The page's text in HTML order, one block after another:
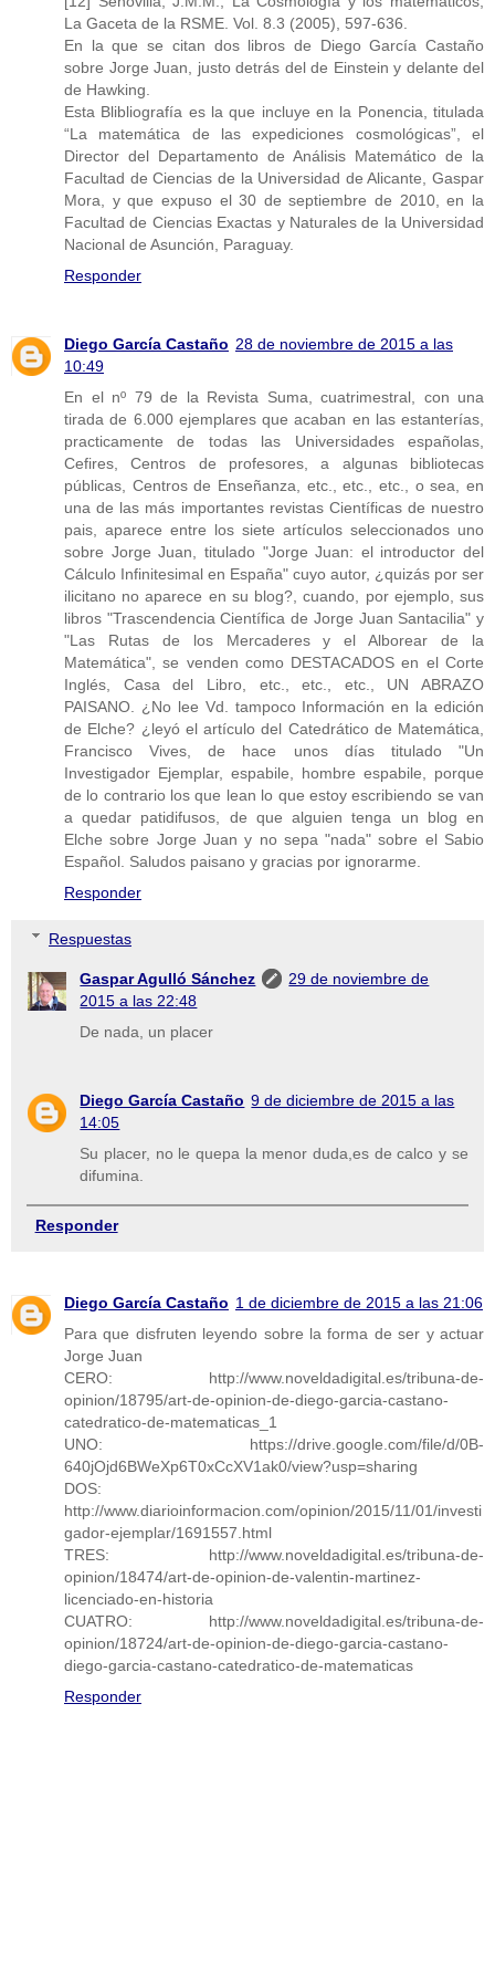
La Gaceta de la RSME. Vol. 8.3 (2005), 597-636.
En la que se citan dos libros de Diego García Castaño
sobre Jorge Juan, justo detrás del de Einstein y delante del
de Hawking.
Esta Blibliografía es la que incluye en la Ponencia, titulada
“La matemática de las expediciones cosmológicas”, el
Director del Departamento de Análisis Matemático de la
Facultad de Ciencias de la Universidad de Alicante, Gaspar
Mora, y que expuso el 30 de septiembre de 2010, en la
Facultad de Ciencias Exactas y Naturales de la Universidad
Nacional de Asunción, Paraguay.
Responder
Diego García Castaño 28 de noviembre de 2015 a las
10:49
En el nº 79 de la Revista Suma, cuatrimestral, con una
tirada de 6.000 ejemplares que acaban en las estanterías,
practicamente de todas las Universidades españolas,
Cefires, Centros de profesores, a algunas bibliotecas
públicas, Centros de Enseñanza, etc., etc., etc., o sea, en
una de las más importantes revistas Científicas de nuestro
pais, aparece entre los siete artículos seleccionados uno
sobre Jorge Juan, titulado "Jorge Juan: el introductor del
Cálculo Infinitesimal en España" cuyo autor, ¿quizás por ser
ilicitano no aparece en su blog?, cuando, por ejemplo, sus
libros "Trascendencia Científica de Jorge Juan Santacilia" y
"Las Rutas de los Mercaderes y el Alborear de la
Matemática", se venden como DESTACADOS en el Corte
Inglés, Casa del Libro, etc., etc., etc., UN ABRAZO
PAISANO. ¿No lee Vd. tampoco Información en la edición
de Elche? ¿leyó el artículo del Catedrático de Matemática,
Francisco Vives, de hace unos días titulado "Un
Investigador Ejemplar, espabile, hombre espabile, porque
de lo contrario los que lean lo que estoy escribiendo se van
a quedar patidifusos, de que alguien tenga un blog en
Elche sobre Jorge Juan y no sepa "nada" sobre el Sabio
Español. Saludos paisano y gracias por ignorarme.
Responder
Respuestas
Gaspar Agulló Sánchez
29 de noviembre de
2015 a las 22:48
De nada, un placer
Diego García Castaño 9 de diciembre de 2015 a las
14:05
Su placer, no le quepa la menor duda,es de calco y se
difumina.
Responder
Diego García Castaño 1 de diciembre de 2015 a las 21:06
Para que disfruten leyendo sobre la forma de ser y actuar
Jorge Juan
CERO: http://www.noveldadigital.es/tribuna-de-
opinion/18795/art-de-opinion-de-diego-garcia-castano-
catedratico-de-matematicas_1
UNO: https://drive.google.com/file/d/0B-
640jOjd6BWeXp6T0xCcXV1ak0/view?usp=sharing
DOS:
http://www.diarioinformacion.com/opinion/2015/11/01/investi
gador-ejemplar/1691557.html
TRES: http://www.noveldadigital.es/tribuna-de-
opinion/18474/art-de-opinion-de-valentin-martinez-
licenciado-en-historia
CUATRO: http://www.noveldadigital.es/tribuna-de-
opinion/18724/art-de-opinion-de-diego-garcia-castano-
diego-garcia-castano-catedratico-de-matematicas
Responder